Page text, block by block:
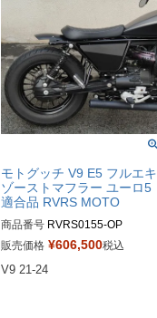
モトグッチ V9 E5 フルエキ
ゾーストマフラー ユーロ5
適合品 RVRS MOTO
商品番号 RVRS0155-OP
RVRS0153：セラミックブラッ
販売価格 ¥606,500税込
V9 21-24